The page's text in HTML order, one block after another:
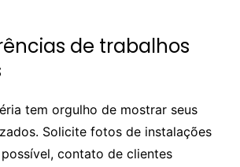
de trabalhos
tem orgulho de mostrar seus
Solicite fotos de instalações
contato de clientes